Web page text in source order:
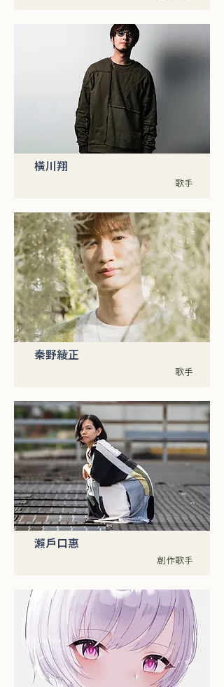
橫川翔
歌手
秦野綾正
歌手
瀨戶口惠
創作歌手